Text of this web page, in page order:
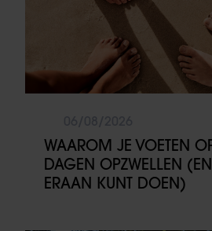
WAAROM JE VOETEN
DAGEN OPZWELLEN
ERAAN KUNT DOEN)